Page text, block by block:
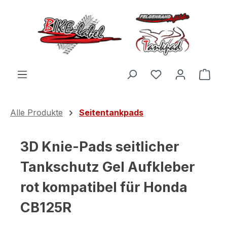
Zum Hauptinhalt springen
Du hast 0
Alle Produkte Seitentankpads
3D Knie-Pads seitlicher
Tankschutz Gel Aufkleber
rot kompatibel für Honda
CB125R